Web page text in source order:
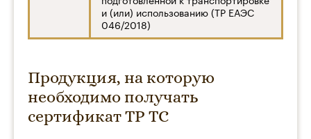
и (или) использованию (ТР ЕАЭС
046/2018)
Продукция, на которую
необходимо получать
сертификат ТР ТС